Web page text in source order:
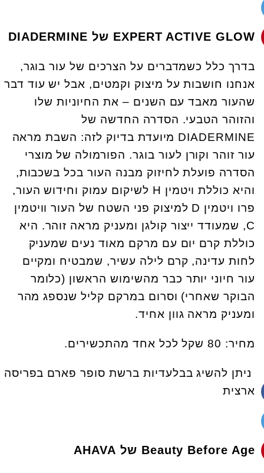
EXPERT ACTIVE GLOW של DIADERMINE
בדרך כלל כשמדברים על הצרכים של עור בוגר,
אנחנו חושבות על מיצוק וקמטים, אבל יש עוד דבר
שהעור מאבד עם השנים – את החיוניות שלו
והזוהר הטבעי. הסדרה החדשה של
DIADERMINE מיועדת בדיוק לזה: השבת מראה
עור זוהר וקורן לעור בוגר. הפורמולה של מוצרי
הסדרה פועלת לחיזוק מבנה העור בכל בשכבות,
והיא כוללת ויטמין H לשיקום עמוק וחידוש העור,
פרו ויטמין D למיצוק פני השטח של העור וויטמין
C, שמעודד ייצור קולגן ומעניק מראה זוהר. היא
כוללת קרם יום עם מרקם מאוד נעים שמעניק
לחות עדינה, קרם לילה עשיר, שמבטיח ומקיים
עור חיוני יותר כבר מהשימוש הראשון (כלומר
הבוקר שאחרי) וסרום במרקם קליל שנספג מהר
ומעניק מראה גוון אחיד.
מחיר: 80 שקל לכל אחד מהתכשירים.
ניתן להשיג בבלעדיות ברשת סופר פארם בפריסה
ארצית
Beauty Before Age של AHAVA